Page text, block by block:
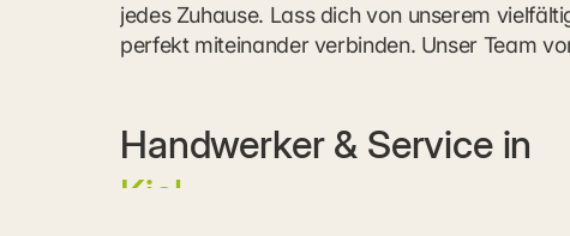
jedes Zuhause. Lass dich von unserem
perfekt miteinander verbinden. Unser Team
Handwerker & Service in
Kiel